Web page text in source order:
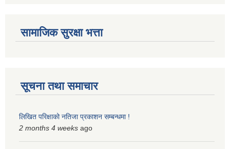
सामाजिक सुरक्षा भत्ता
सूचना तथा समाचार
लिखित परिक्षाको नतिजा प्रकाशन सम्बन्धमा !
2 months 4 weeks ago